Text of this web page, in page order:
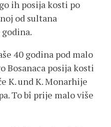
ih posija kosti po
od sultana
40 godina pod malo
Bosanaca posija kosti
K. und K. Monarhije
To bî prije malo više